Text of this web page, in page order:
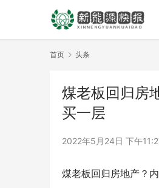
首页 头条
煤老板回归房
买一层
2022年5月24日 下午
煤老板回归房地产？